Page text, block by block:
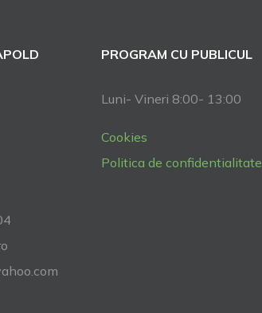
PROGRAM CU PUBLICUL
Luni- Vineri 8:00- 13:00
Cookies
Politica de confidentialitate